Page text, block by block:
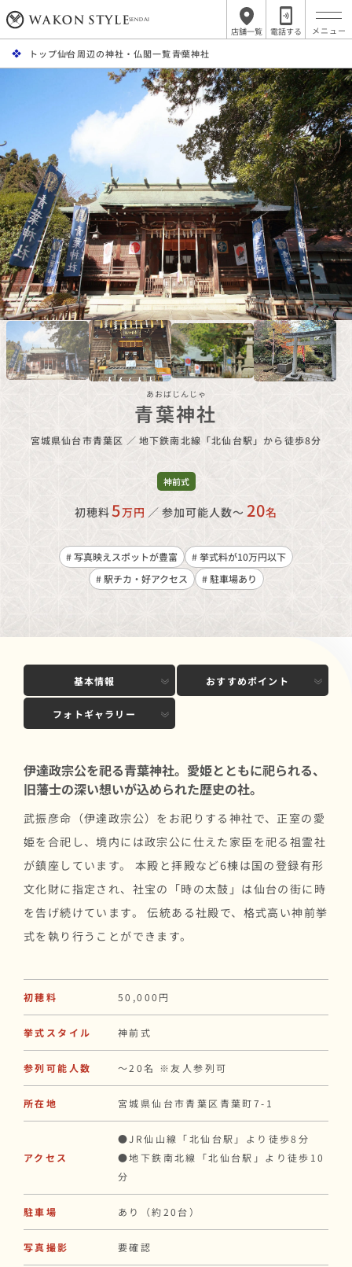
SENDAI
店舗一覧 電話する
トップ仙台周辺の神社・仏閣一覧青葉神社
あおばじんじゃ
青葉神社
宮城県仙台市青葉区 ／ 地下鉄南北線「北仙台駅」から徒歩8分
神前式
初穂料5万円 ／ 参加可能人数〜 20名
# 写真映えスポットが豊富
# 挙式料が10万円以下
# 駅チカ・好アクセス
# 駐車場あり
基本情報 おすすめポイント
フォトギャラリー
伊達政宗公を祀る青葉神社。愛姫とともに祀られる、
旧藩士の深い想いが込められた歴史の社。
武振彦命（伊達政宗公）をお祀りする神社で、正室の愛
姫を合祀し、境内には政宗公に仕えた家臣を祀る祖霊社
が鎮座しています。 本殿と拝殿など6棟は国の登録有形
文化財に指定され、社宝の「時の太鼓」は仙台の街に時
を告げ続けています。 伝統ある社殿で、格式高い神前挙
式を執り行うことができます。
初穂料 50,000円
挙式スタイル 神前式
参列可能人数 〜20名 ※友人参列可
所在地 宮城県仙台市青葉区青葉町7-1
アクセス
●JR仙山線「北仙台駅」より徒歩8分
●地下鉄南北線「北仙台駅」より徒歩10
分
駐車場 あり（約20台）
写真撮影 要確認